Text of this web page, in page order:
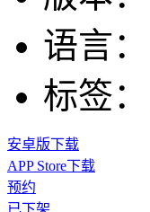
语言：
标签：
安卓版下载
APP Store下载
预约